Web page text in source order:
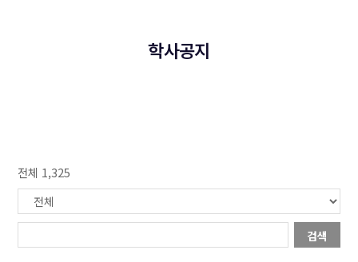
학사공지
전체 1,325
검색